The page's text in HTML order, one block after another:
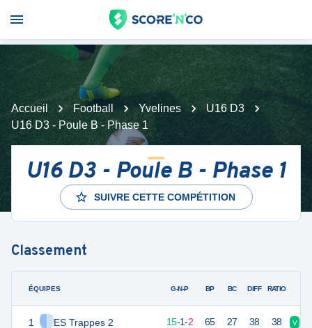
Accueil Football Yvelines
U16 D3
U16 D3 - Poule B - Phase 1
U16 D3 - Poule B - Phase 1
SUIVRE CETTE COMPÉTITION
Classement
ÉQUIPES
1 ES Trappes 2
G-N-P BP BC DIFF RATIO
15-1-2 65 27 38 38 V